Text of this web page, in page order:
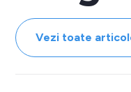
Vezi toate